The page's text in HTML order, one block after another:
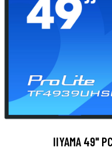
IIYAMA 49"